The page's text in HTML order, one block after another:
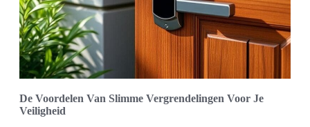
De Voordelen Van Slimme Vergrendelingen Voor Je
Veiligheid